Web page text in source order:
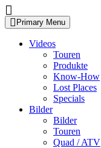
Skip
to
content
Primary Menu
Videos
Touren
Produkte
Know-How
Lost Places
Specials
Bilder
Bilder
Touren
Quad / ATV